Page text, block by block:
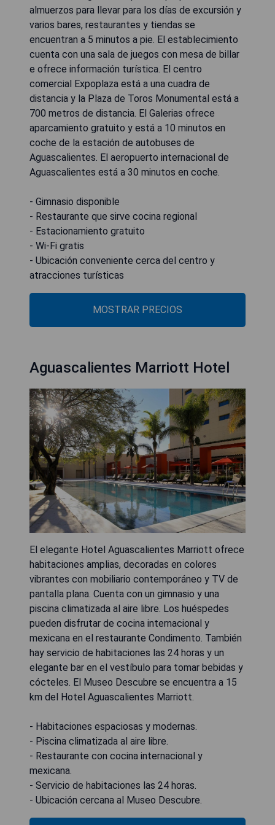
almuerzos para llevar para los días de excursión y
varios bares, restaurantes y tiendas se
encuentran a 5 minutos a pie. El establecimiento
cuenta con una sala de juegos con mesa de billar
e ofrece información turística. El centro
comercial Expoplaza está a una cuadra de
distancia y la Plaza de Toros Monumental está a
700 metros de distancia. El Galerias ofrece
aparcamiento gratuito y está a 10 minutos en
coche de la estación de autobuses de
Aguascalientes. El aeropuerto internacional de
Aguascalientes está a 30 minutos en coche.
- Gimnasio disponible
- Restaurante que sirve cocina regional
- Estacionamiento gratuito
- Wi-Fi gratis
- Ubicación conveniente cerca del centro y
atracciones turísticas
MOSTRAR PRECIOS
Aguascalientes Marriott Hotel
El elegante Hotel Aguascalientes Marriott ofrece
habitaciones amplias, decoradas en colores
vibrantes con mobiliario contemporáneo y TV de
pantalla plana. Cuenta con un gimnasio y una
piscina climatizada al aire libre. Los huéspedes
pueden disfrutar de cocina internacional y
mexicana en el restaurante Condimento. También
hay servicio de habitaciones las 24 horas y un
elegante bar en el vestíbulo para tomar bebidas y
cócteles. El Museo Descubre se encuentra a 15
km del Hotel Aguascalientes Marriott.
- Habitaciones espaciosas y modernas.
- Piscina climatizada al aire libre.
- Restaurante con cocina internacional y
mexicana.
- Servicio de habitaciones las 24 horas.
- Ubicación cercana al Museo Descubre.